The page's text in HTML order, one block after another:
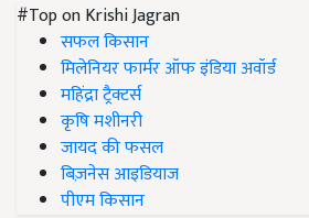
#Top on Krishi Jagran
सफल किसान
मिलेनियर फार्मर ऑफ इंडिया अवॉर्ड
महिंद्रा ट्रैक्टर्स
कृषि मशीनरी
जायद की फसल
बिज़नेस आइडियाज
पीएम किसान